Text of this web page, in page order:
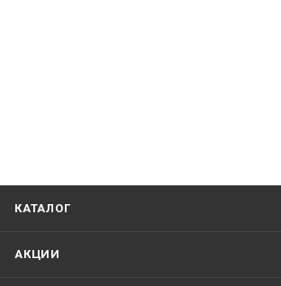
КАТАЛОГ
АКЦИИ